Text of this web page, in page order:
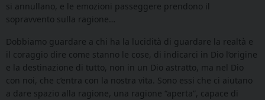
si annullano, e le emozioni passeggere prendono il
sopravvento sulla ragione…
Dobbiamo guardare a chi ha la lucidità di guardare la realtà e
il coraggio dire come stanno le cose, di indicarci in Dio l’origine
e la destinazione di tutto, non in un Dio astratto, ma nel Dio
con noi, che c’entra con la nostra vita. Sono essi che ci aiutano
a dare spazio alla ragione, una ragione “aperta”, capace di